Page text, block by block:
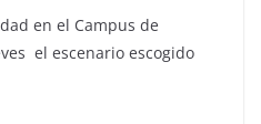
en el Campus de
el escenario escogido